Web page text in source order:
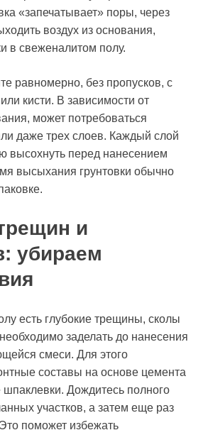
«запечатывает» поры, через
воздух из основания,
в свеженалитом полу.
равномерно, без пропусков, с
кисти. В зависимости от
может потребоваться
даже трех слоев. Каждый слой
высохнуть перед нанесением
высыхания грунтовки обычно
и
убираем
есть глубокие трещины, сколы
заделать до нанесения
смеси. Для этого
составы на основе цемента
Дождитесь полного
участков, а затем еще раз
поможет избежать